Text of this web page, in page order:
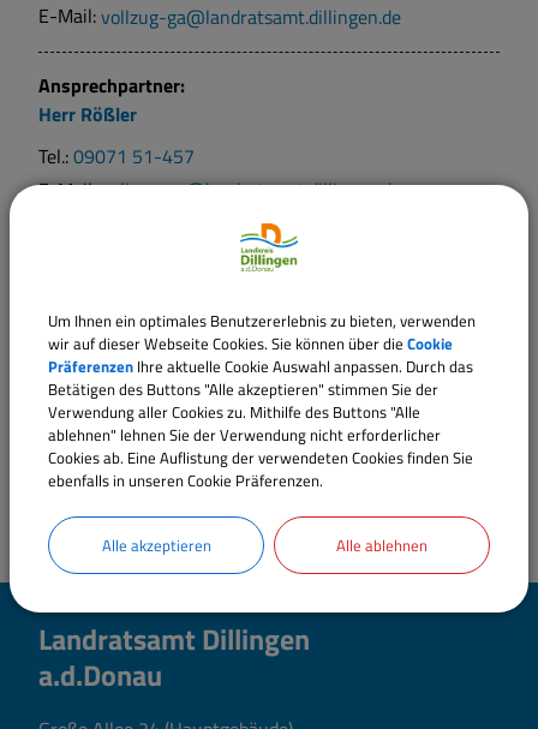
E-Mail:vollzug-ga@landratsamt.dillingen.de
Ansprechpartner:
Herr Rößler
Tel.:09071 51-457
E-Mail:vollzug-ga@landratsamt.dillingen.de
Landratsamt Dillingen
a.d.Donau
Um Ihnen ein optimales Benutzererlebnis zu bieten, verwenden
wir auf dieser Webseite Cookies. Sie können über die Cookie
Präferenzen Ihre aktuelle Cookie Auswahl anpassen. Durch das
Betätigen des Buttons "Alle akzeptieren" stimmen Sie der
Verwendung aller Cookies zu. Mithilfe des Buttons "Alle
ablehnen" lehnen Sie der Verwendung nicht erforderlicher
Cookies ab. Eine Auflistung der verwendeten Cookies finden Sie
ebenfalls in unseren Cookie Präferenzen.
Alle akzeptieren Alle ablehnen